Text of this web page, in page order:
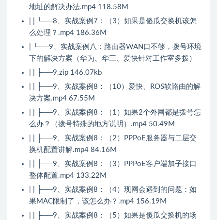
地址的解决办法.mp4 118.58M
| | └──8、实战案例7：（3）如果是傻瓜交换机该怎
么处理？.mp4 186.36M
| └──9、实战案例八：路由器WAN口不够，拨号环境
下的解决方案（华为、华三、爱快针对工作室多拨）
| | ├──9.zip 146.07kb
| | ├──9、实战案例8：（10）爱快、ROS软路由的解
决方案.mp4 67.55M
| | ├──9、实战案例8：（1）如果2个外网都是拨号怎
么办？（拨号特殊的地方说明）.mp4 50.49M
| | ├──9、实战案例8：（2）PPPoE服务器与二层交
换机配置讲解.mp4 84.16M
| | ├──9、实战案例8：（3）PPPoE客户端加子接口
整体配置.mp4 133.22M
| | ├──9、实战案例8：（4）现网会遇到的问题：如
果MAC限制了，该怎么办？.mp4 156.19M
| | ├──9、实战案例8：（5）如果是傻瓜交换机的场